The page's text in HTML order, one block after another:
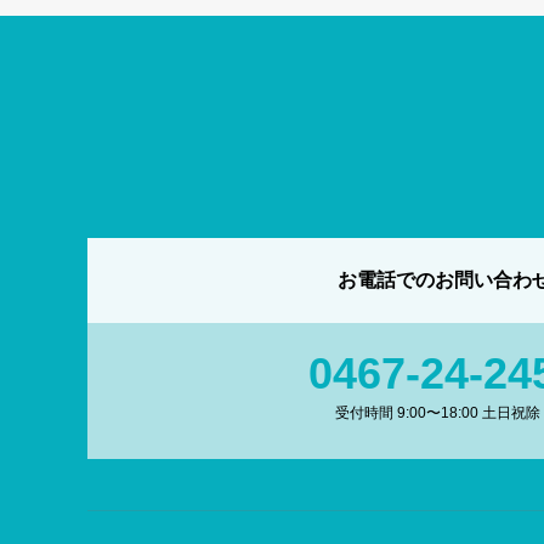
お電話でのお問い合わ
0467-24-
受付時間 9:00〜18:00 土日祝除